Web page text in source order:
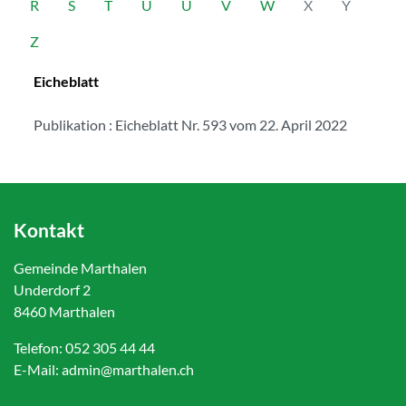
R S T U Ü V W X Y
Z
Eicheblatt
Publikation : Eicheblatt Nr. 593 vom 22. April 2022
Kontakt
Gemeinde Marthalen
Underdorf 2
8460 Marthalen
Telefon: 052 305 44 44
E-Mail: admin@marthalen.ch